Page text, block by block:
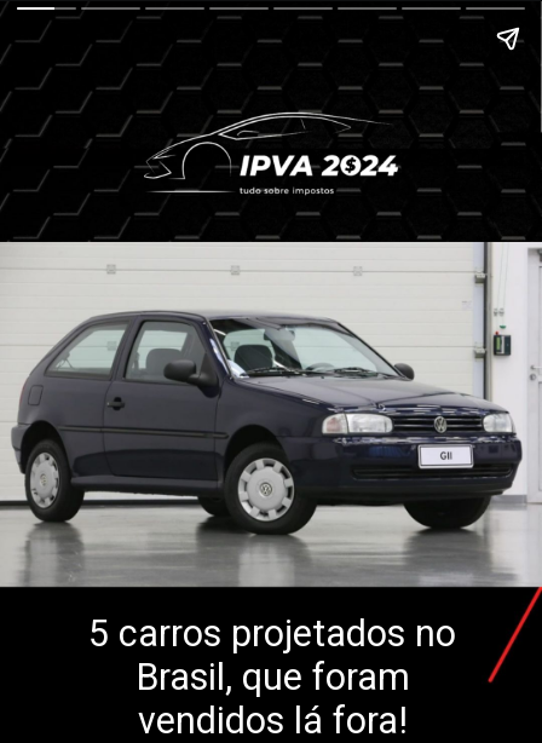
5 carros projetados no
Brasil, que foram
vendidos lá fora!